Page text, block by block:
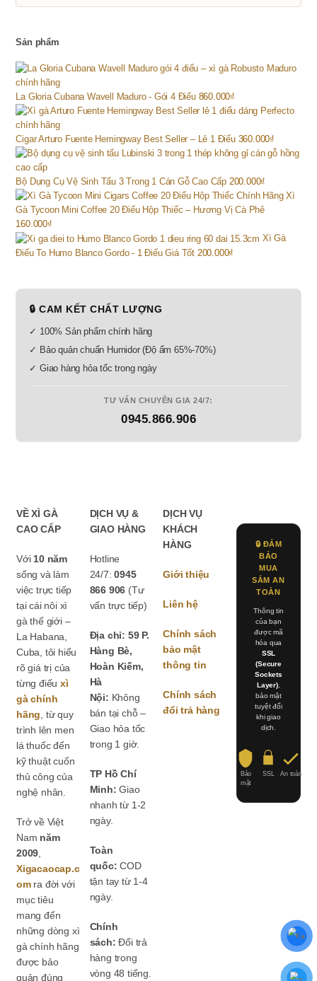
Sản phẩm
La Gloria Cubana Wavell Maduro - Gói 4 Điếu 860.000₫
Cigar Arturo Fuente Hemingway Best Seller – Lẻ 1 Điếu 360.000₫
Bộ Dụng Cụ Vệ Sinh Tẩu 3 Trong 1 Cán Gỗ Cao Cấp 200.000₫
Xì
Gà Tycoon Mini Coffee 20 Điếu Hộp Thiếc – Hương Vị Cà Phê
160.000₫
Xì Gà
Điếu To Humo Blanco Gordo - 1 Điếu Giá Tốt 200.000₫
🔒 CAM KẾT CHẤT LƯỢNG
✓ 100% Sản phẩm chính hãng
✓ Bảo quản chuẩn Humidor (Độ ẩm 65%-70%)
✓ Giao hàng hỏa tốc trong ngày
TƯ VẤN CHUYÊN GIA 24/7:
0945.866.906
VỀ XÌ GÀ
CAO CẤP
Với 10 năm
sống và làm
việc trực tiếp
tại cái nôi xì
gà thế giới –
La Habana,
Cuba, tôi hiểu
rõ giá trị của
từng điếuxì
gà chính
hãng , từ quy
trình lên men
lá thuốc đến
kỹ thuật cuốn
thủ công của
nghệ nhân.
Trở về Việt
Nam năm
2009
Xigacaocap.c
omra đời với
mục tiêu
mang đến
những dòng xì
gà chính hãng
được bảo
quản đúng
DỊCH VỤ &
GIAO HÀNG
Hotline
24/7:0945
866 906 (Tư
vấn trực tiếp)
Địa chỉ: 59 P.
Hàng Bè,
Hoàn Kiếm,
Hà
Nội: Không
bán tại chỗ –
Giao hỏa tốc
trong 1 giờ.
TP Hồ Chí
Minh: Giao
nhanh từ 1-2
ngày.
Toàn
quốc: COD
tận tay từ 1-4
ngày.
Chính
sách: Đổi trả
hàng trong
vòng 48 tiếng.
DỊCH VỤ
KHÁCH
HÀNG
Giới thiệu
Liên hệ
Chính sách
bảo mật
thông tin
Chính sách
đổi trả hàng
🔒 ĐẢM
BẢO
MUA
SẮM AN
TOÀN
Thông tin
của bạn
được mã
hóa qua
SSL
(Secure
Sockets
Layer),
bảo mật
tuyệt đối
khi giao
dịch.
Bảo
mật
SSL An toàn